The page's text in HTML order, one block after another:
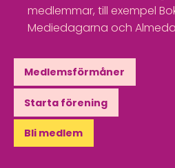
medlemmar, till exempel
Mediedagarna och
Medlemsförmåner
Starta förening
Bli medlem